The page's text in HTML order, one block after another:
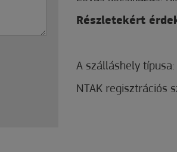
Részletekért
A szálláshely
NTAK regisztrációs